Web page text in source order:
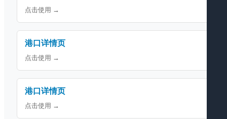
点击使用 →
港口详情页
点击使用 →
港口详情页
点击使用 →